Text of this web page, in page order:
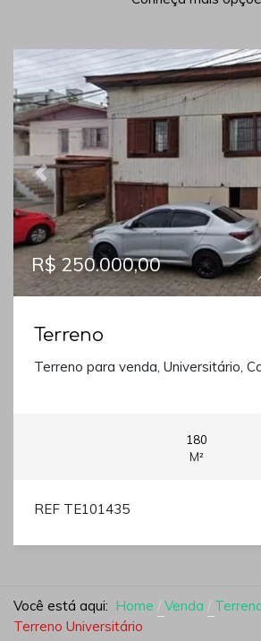
Previous
R$ 250.000,00
Terreno
Terreno para venda, Universitário,
180
M²
REF TE101435
Você está aqui: Home Venda
Terreno Universitário